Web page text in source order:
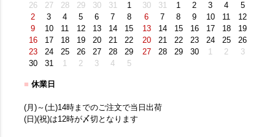
26
27 28 29 30 31
1
2
3 4 5 6 7
8
9
10 11 12 13 14
15
16
17 18 19 20 21
22
23
24 25 26 27 28
29
30
31 1 2 3 4 5
30
31 1 2 3 4
5
6
7 8 9 10 11
12
13
14 15 16 17 18
19
20
21 22 23 24 25
26
27
28 29 30 1 2 3
■ 休業日
(月)～(土)14時までのご注文で当日出荷
(日)(祝)は12時が〆切となります